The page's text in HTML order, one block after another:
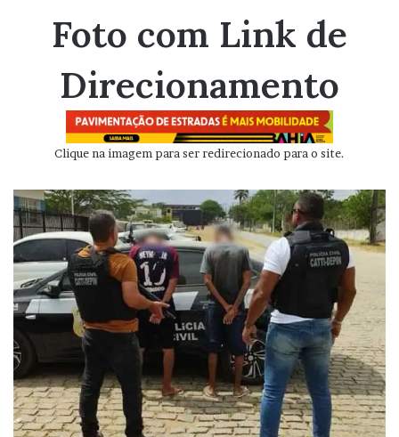
mail
Foto com Link de
Direcionamento
Clique na imagem para ser redirecionado para o site.